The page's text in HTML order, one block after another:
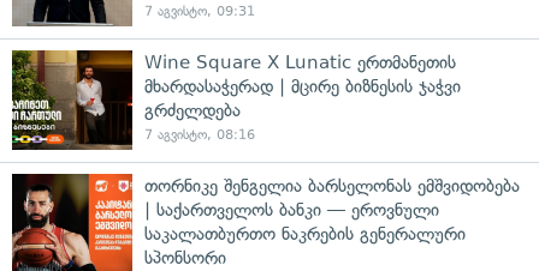
7 აგვისტო, 09:31
Wine Square X Lunatic ერთმანეთის
მხარდასაჭერად | მცირე ბიზნესის ჯაჭვი
გრძელდება
7 აგვისტო, 08:16
თორნიკე შენგელია ბარსელონას ემშვიდობება
| საქართველოს ბანკი — ეროვნული
საკალათბურთო ნაკრების გენერალური
სპონსორი